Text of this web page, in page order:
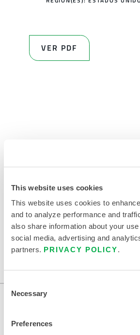
This website uses cookies
This website uses cookies to
and to analyze performance and
also share information about your
social media, advertising and
partners. PRIVACY POLICY.
Consent
Selection
Necessary
Preferences
VER PDF
IMPERMEABLES ARC X®